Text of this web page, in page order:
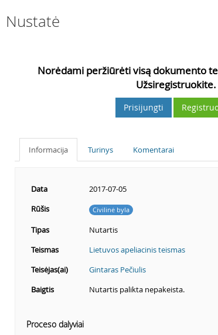
Nustatė
Norėdami peržiūrėti visą dokumento
Užsiregistruokite.
Prisijungti
Informacija Turinys Komentarai
Data
2017-07-05
Rūšis
Civilinė byla
Tipas
Nutartis
Teismas
Lietuvos apeliacinis teismas
Teisėjas(ai)
Gintaras Pečiulis
Baigtis
Nutartis palikta nepakeista.
Proceso dalyviai